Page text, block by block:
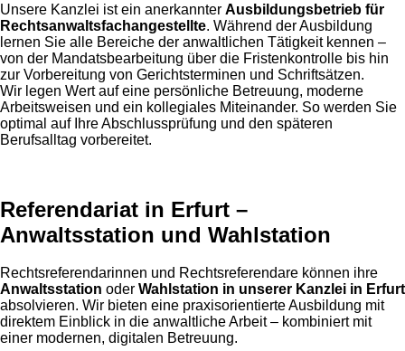
Unsere Kanzlei ist ein anerkannter Ausbildungsbetrieb für
Rechtsanwaltsfachangestellte. Während der Ausbildung
lernen Sie alle Bereiche der anwaltlichen Tätigkeit kennen –
von der Mandatsbearbeitung über die Fristenkontrolle bis hin
zur Vorbereitung von Gerichtsterminen und Schriftsätzen.
Wir legen Wert auf eine persönliche Betreuung, moderne
Arbeitsweisen und ein kollegiales Miteinander. So werden Sie
optimal auf Ihre Abschlussprüfung und den späteren
Berufsalltag vorbereitet.
Referendariat in Erfurt –
Anwaltsstation und Wahlstation
Rechtsreferendarinnen und Rechtsreferendare können ihre
Anwaltsstation oder Wahlstation in unserer Kanzlei in Erfurt
absolvieren. Wir bieten eine praxisorientierte Ausbildung mit
direktem Einblick in die anwaltliche Arbeit – kombiniert mit
einer modernen, digitalen Betreuung.